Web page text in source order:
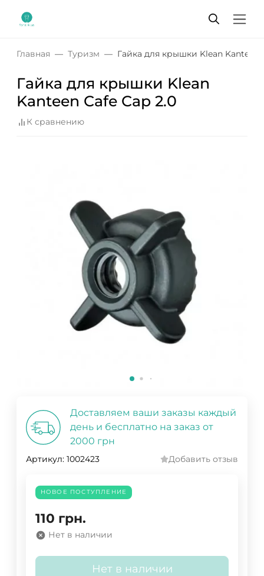
Главная Туризм Гайка для крышки Klean Kanteen
Гайка для крышки Klean
Kanteen Cafe Cap 2.0
К сравнению
Доставляем ваши заказы каждый
день и бесплатно на заказ от
2000 грн
Артикул: 1002423 Добавить отзыв
НОВОЕ ПОСТУПЛЕНИЕ
110 грн.
Нет в наличии
Нет в наличии